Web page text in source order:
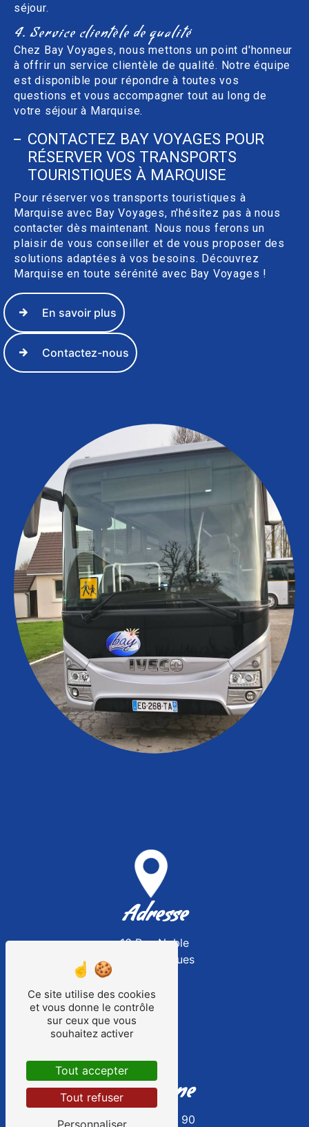
séjour.
4. Service clientèle de qualité
Chez Bay Voyages, nous mettons un point d'honneur
à offrir un service clientèle de qualité. Notre équipe
est disponible pour répondre à toutes vos
questions et vous accompagner tout au long de
votre séjour à Marquise.
CONTACTEZ BAY VOYAGES POUR
RÉSERVER VOS TRANSPORTS
TOURISTIQUES À MARQUISE
Pour réserver vos transports touristiques à
Marquise avec Bay Voyages, n'hésitez pas à nous
contacter dès maintenant. Nous nous ferons un
plaisir de vous conseiller et de vous proposer des
solutions adaptées à vos besoins. Découvrez
Marquise en toute sérénité avec Bay Voyages !
En savoir plus
Contactez-nous
Adresse
16 Rue Noble
62850 Surques
Téléphone
03 21 32 30 90
Ce site utilise des cookies
et vous donne le contrôle
sur ceux que vous
souhaitez activer
Tout accepter
Tout refuser
Personnaliser